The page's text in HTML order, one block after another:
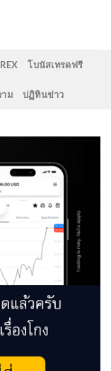
โบนัสเทรดฟรี
ม ปฏิทินข่าว